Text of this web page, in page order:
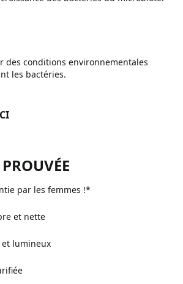
des conditions environnementales
les bactéries.
par les femmes !*
et nette
lumineux